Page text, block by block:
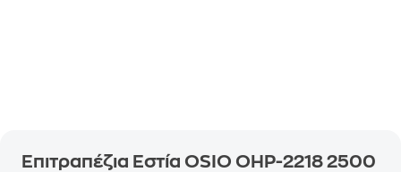
Επιτραπέζια Εστία OSIO OHP-2218 2500